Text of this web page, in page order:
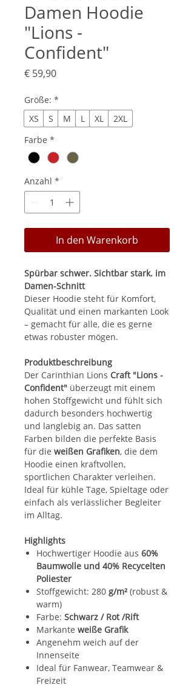
Damen Hoodie
"Lions -
Confident"
€ 59,90Preis
Größe: *
XS
S M L XL
2XL
Farbe *
Anzahl *
In den Warenkorb
Spürbar schwer. Sichtbar stark. im
Damen-Schnitt
Dieser Hoodie steht für Komfort,
Qualität und einen markanten Look
– gemacht für alle, die es gerne
etwas robuster mögen.
Produktbeschreibung
Der Carinthian Lions Craft "Lions -
Confident" überzeugt mit einem
hohen Stoffgewicht und fühlt sich
dadurch besonders hochwertig
und langlebig an. Das satten
Farben bilden die perfekte Basis
für die weißen Grafiken, die dem
Hoodie einen kraftvollen,
sportlichen Charakter verleihen.
Ideal für kühle Tage, Spieltage oder
einfach als verlässlicher Begleiter
im Alltag.
Highlights
Hochwertiger Hoodie aus 60%
Baumwolle und 40% Recycelten
Poliester
Stoffgewicht: 280 g/m² (robust &
warm)
Farbe: Schwarz / Rot /Rift
Markante weiße Grafik
Angenehm weich auf der
Innenseite
Ideal für Fanwear, Teamwear &
Freizeit